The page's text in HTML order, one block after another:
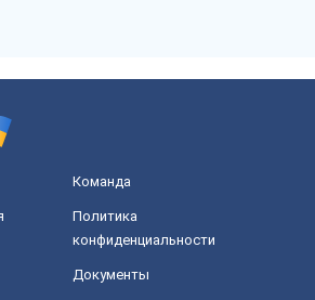
Команда
Политика
конфиденциальности
Документы